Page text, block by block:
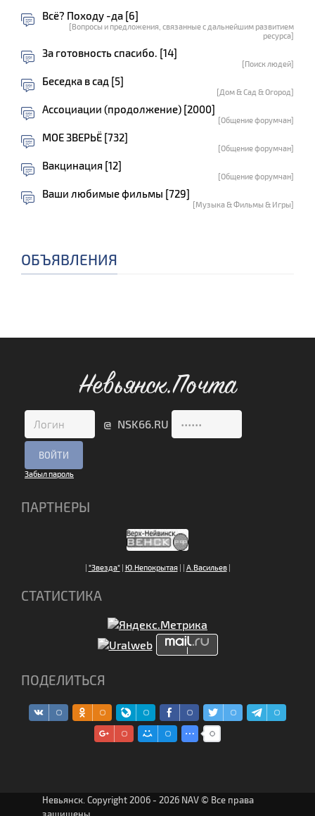
Всё? Походу -да [6]
[Вопросы и предложения, связанные с дальнейшим развитием
ресурса]
За готовность спасибо. [14]
[Поиск людей]
Беседка в сад [5]
[Дом & Сад & Огород]
Ассоциации (продолжение) [2000]
[Общение форумчан]
МОЕ ЗВЕРЬЁ [732]
[Общение форумчан]
Вакцинация [12]
[Общение форумчан]
Ваши любимые фильмы [729]
[Музыка & Фильмы & Игры]
ОБЪЯВЛЕНИЯ
Невьянск.Почта
@ NSK66.RU
Забыл пароль
ПАРТНЕРЫ
| "Звезда"| Ю.Непокрытая| | А.Васильев|
СТАТИСТИКА
ПОДЕЛИТЬСЯ
Невьянск. Copyright 2006 - 2026 NAV © Все права